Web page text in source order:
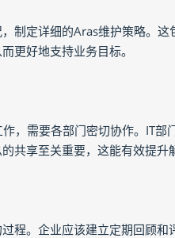
制定详细的Aras维护策略。
更好地支持业务目标。
，需要各部门密切协作。IT
共享至关重要，这能有效提升
程。企业应该建立定期回顾